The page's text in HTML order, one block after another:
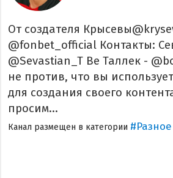
От создателя
@fonbet_official Контакты:
@Sevastian_T Ве Таллек -
не против, что вы
для создания своего
просим...
Канал размещен в категории #Разное